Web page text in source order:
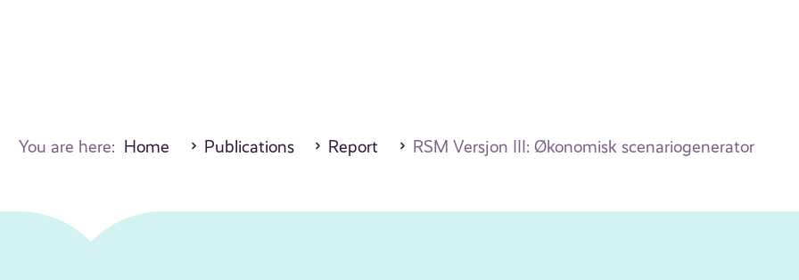
You are here: Home Publications Report RSM Versjon III: Økonomisk scenariogenerator